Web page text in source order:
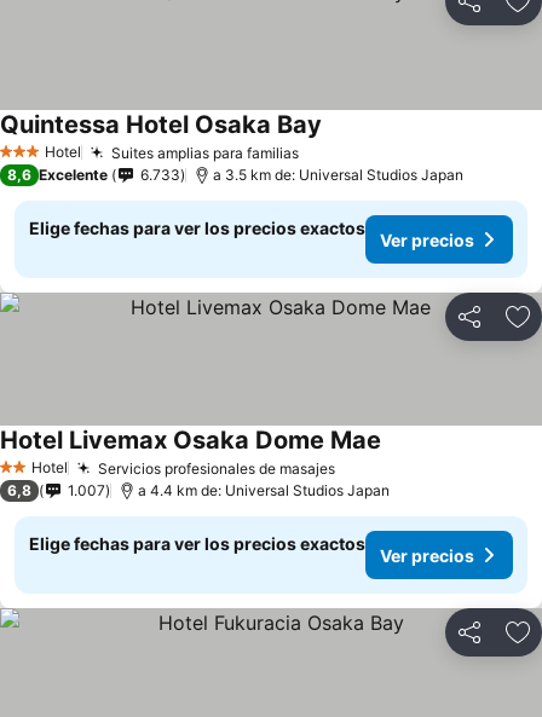
Compartir
3 Estrellas
Hotel Suites amplias para familiasVer precios
Quintessa Hotel Osaka Bay
8,6 Excelente 6.733 a 3.5 km de: Universal Studios Japan
Elige fechas para ver los precios exactos
Ver precios
Compartir
2 Estrellas
Hotel Servicios profesionales de masajesVer precios
Hotel Livemax Osaka Dome Mae
6,8 1.007 a 4.4 km de: Universal Studios Japan
Elige fechas para ver los precios exactos
Ver precios
Compartir